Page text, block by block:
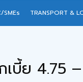
SMEs TRANSPORT &
บี้ย 4.75